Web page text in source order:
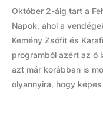
Október 2-áig tart a
Napok, ahol a
Kemény Zsófit és
programból azért az ő
azt már korábban is
olyannyira, hogy